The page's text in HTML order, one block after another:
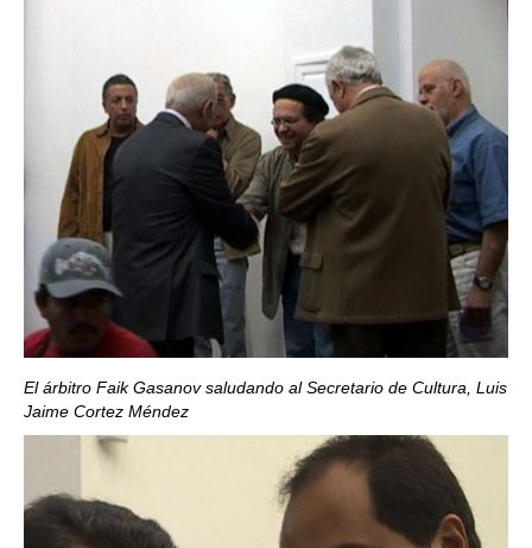
El árbitro Faik Gasanov saludando al Secretario de Cultura, Luis
Jaime Cortez Méndez